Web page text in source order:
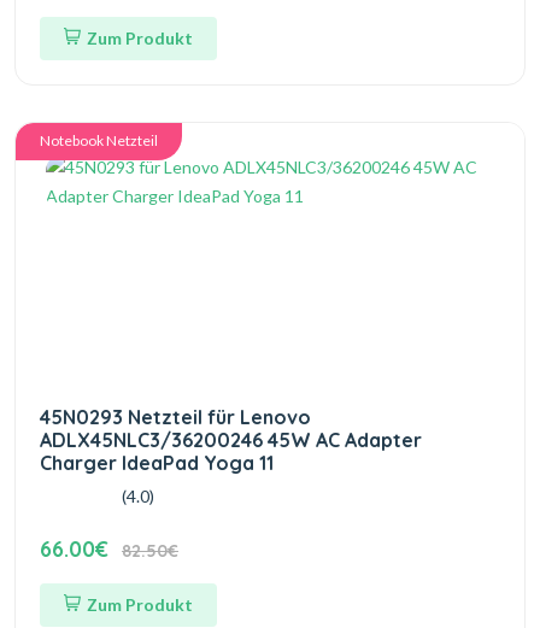
Zum Produkt
Notebook Netzteil
45N0293 Netzteil für Lenovo
ADLX45NLC3/36200246 45W AC Adapter
Charger IdeaPad Yoga 11
(4.0)
66.00€ 82.50€
Zum Produkt